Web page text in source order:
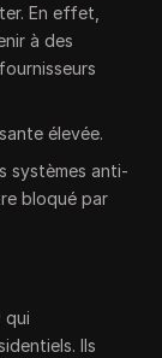
En effet,
à des
élevée.
systèmes anti-
bloqué par
qui
Ils